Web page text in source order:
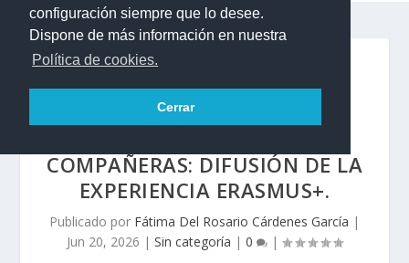
configuración siempre que lo desee.
Dispone de más información en nuestra
Política de cookies.
Cerrar
EL ALUMNADO ERASMUS
COMPARTE SU EXPERIENCIA
COMPAÑERAS: DIFUSIÓN DE LA
EXPERIENCIA ERASMUS+.
Publicado por Fátima Del Rosario Cárdenes García |
Jun 20, 2026 | Sin categoría | 0 |